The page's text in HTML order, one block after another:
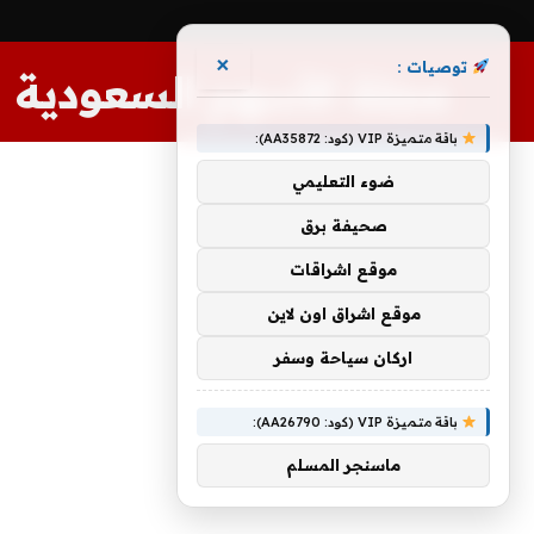
مجلة الأسهم السعودية
توصيات : ×
باقة متميزة VIP (كود: AA35872):
ضوء التعليمي
صحيفة برق
موقع اشراقات
موقع اشراق اون لاين
اركان سياحة وسفر
باقة متميزة VIP (كود: AA26790):
ماسنجر المسلم